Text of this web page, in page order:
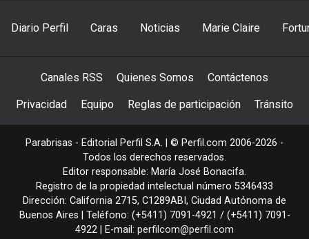
Diario Perfil Caras Noticias Marie Claire
Canales RSS Quienes Somos Contáctenos
Privacidad Equipo Reglas de participación Tránsito
Parabrisas - Editorial Perfil S.A. | © Perfil.com 2006-2026 -
Todos los derechos reservados.
Editor responsable: María José Bonacifa.
Registro de la propiedad intelectual número 5346433
Dirección: California 2715, C1289ABI , Ciudad Autónoma de
Buenos Aires | Teléfono: (+5411) 7091-4921 / (+5411) 7091-
4922 | E-mail: perfilcom@perfil.com